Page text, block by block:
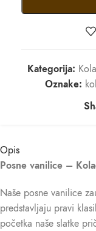
Kategorija:
Oznake:
Opis
Posne vanilice –
Naše posne vanilice
predstavljaju pravi
početka naše slatke